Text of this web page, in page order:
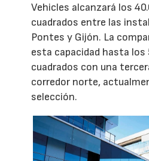
Vehicles alcanzará los
cuadrados entre las
Pontes y Gijón. La
esta capacidad hasta los
cuadrados con una
corredor norte,
selección.